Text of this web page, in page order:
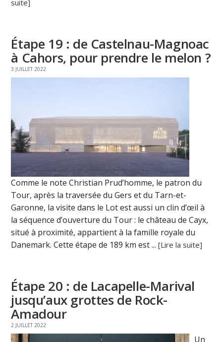
suite]
Étape 19 : de Castelnau-Magnoac
à Cahors, pour prendre le melon ?
3 JUILLET 2022
Comme le note Christian Prud’homme, le patron du
Tour, après la traversée du Gers et du Tarn-et-
Garonne, la visite dans le Lot est aussi un clin d’œil à
la séquence d’ouverture du Tour : le château de Cayx,
situé à proximité, appartient à la famille royale du
Danemark. Cette étape de 189 km est ...[Lire la suite]
Étape 20 : de Lacapelle-Marival
jusqu’aux grottes de Rock-
Amadour
2 JUILLET 2022
Un